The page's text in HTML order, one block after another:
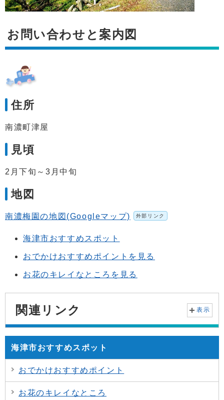
お問い合わせと案内図
住所
南濃町津屋
見頃
2月下旬～3月中旬
地図
南濃梅園の地図(Googleマップ) 外部リンク
海津市おすすめスポット
おでかけおすすめポイントを見る
お花のキレイなところを見る
関連リンク 表示
海津市おすすめスポット
おでかけおすすめポイント
お花のキレイなところ